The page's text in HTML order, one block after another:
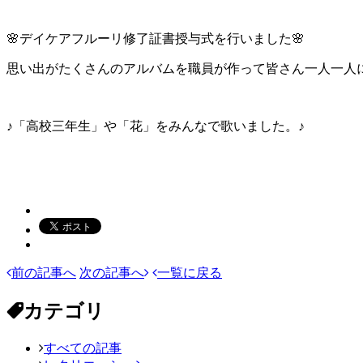
🌸デイケアフルーリ修了証書授与式を行いました🌸
思い出がたくさんのアルバムを職員が作って皆さん一人一人
♪「高校三年生」や「花」をみんなで歌いました。♪
前の記事へ 次の記事へ 一覧に戻る
カテゴリ
すべての記事